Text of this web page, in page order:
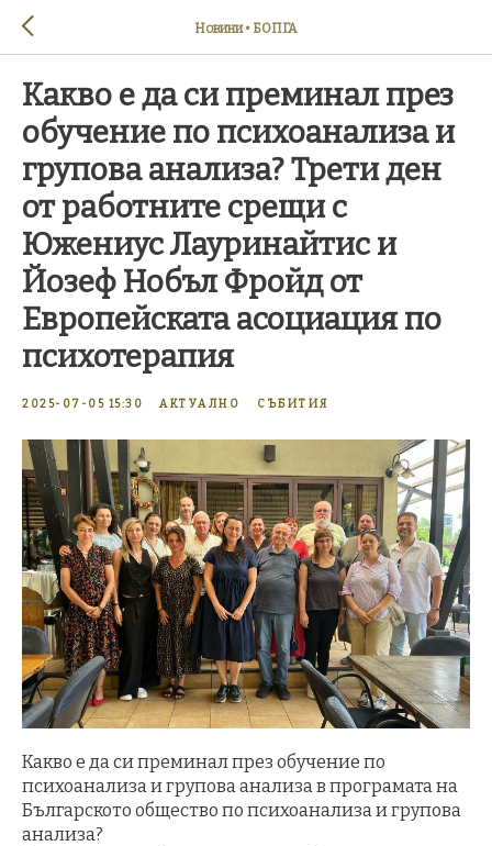
Новини • БОПГА
Какво е да си преминал през
обучение по психоанализа и
групова анализа? Трети ден
от работните срещи с
Южениус Лауринайтис и
Йозеф Нобъл Фройд от
Европейската асоциация по
психотерапия
2025-07-05 15:30 АКТУАЛНО СЪБИТИЯ
Какво е да си преминал през обучение по
психоанализа и групова анализа в програмата на
Българското общество по психоанализа и групова
анализа?